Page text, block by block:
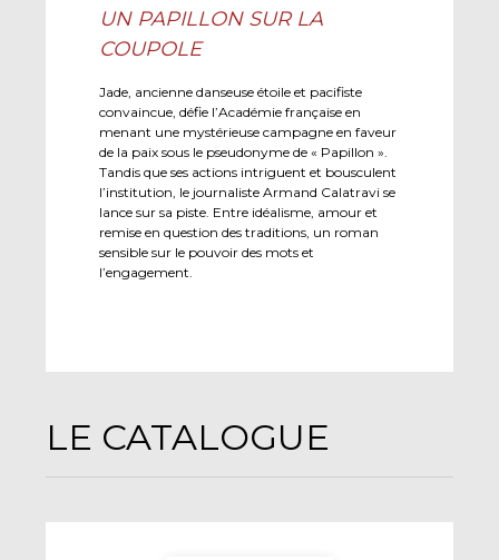
UN PAPILLON SUR LA
COUPOLE
Jade, ancienne danseuse étoile et pacifiste
convaincue, défie l’Académie française en
menant une mystérieuse campagne en faveur
de la paix sous le pseudonyme de « Papillon ».
Tandis que ses actions intriguent et bousculent
l’institution, le journaliste Armand Calatravi se
lance sur sa piste. Entre idéalisme, amour et
remise en question des traditions, un roman
sensible sur le pouvoir des mots et
l’engagement.
LE CATALOGUE